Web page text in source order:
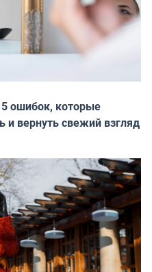
5 ошибок, которые
и вернуть свежий взгляд